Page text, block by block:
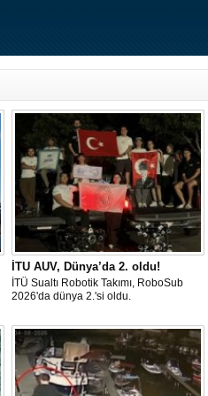
İTU AUV, Dünya’da 2. oldu!
İTÜ Sualtı Robotik Takımı, RoboSub
2026'da dünya 2.'si oldu.